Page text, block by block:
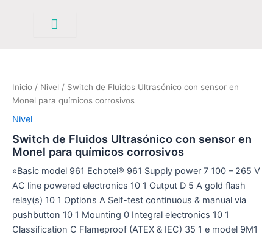
Inicio / Nivel / Switch de Fluidos Ultrasónico con sensor en
Monel para químicos corrosivos
Nivel
Switch de Fluidos Ultrasónico con sensor en
Monel para químicos corrosivos
«Basic model 961 Echotel® 961 Supply power 7 100 – 265 V
AC line powered electronics 10 1 Output D 5 A gold flash
relay(s) 10 1 Options A Self-test continuous & manual via
pushbutton 10 1 Mounting 0 Integral electronics 10 1
Classification C Flameproof (ATEX & IEC) 35 1 e model 9M1